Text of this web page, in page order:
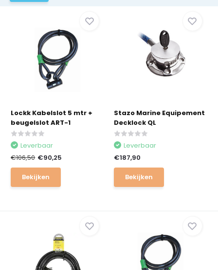
Lockk Kabelslot 5 mtr +
beugelslot ART-1
Leverbaar
€106,50 €90,25
Bekijken
Stazo Marine Equipement
Decklock QL
Leverbaar
€187,90
Bekijken